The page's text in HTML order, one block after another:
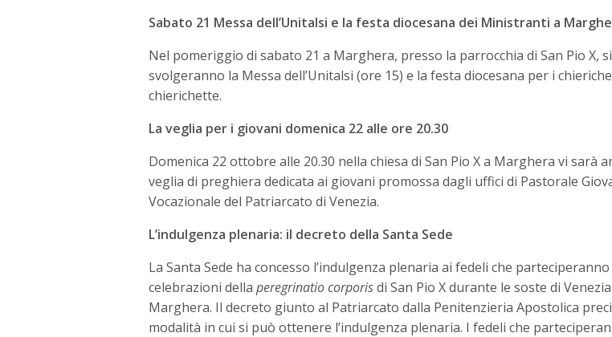
Sabato 21 Messa dell’Unitalsi e la festa diocesana dei Ministranti a
Nel pomeriggio di sabato 21 a Marghera, presso la parrocchia di San Pio X, si
svolgeranno la Messa dell’Unitalsi (ore 15) e la festa diocesana per i
chierichette.
La veglia per i giovani domenica 22 alle ore 20.30
Domenica 22 ottobre alle 20.30 nella chiesa di San Pio X a Marghera vi sarà
veglia di preghiera dedicata ai giovani promossa dagli uffici di Pastorale
Vocazionale del Patriarcato di Venezia.
L’indulgenza plenaria: il decreto della Santa Sede
La Santa Sede ha concesso l’indulgenza plenaria ai fedeli che
celebrazioni dellaperegrinatio corporisdi San Pio X durante le soste di
Marghera. Il decreto giunto al Patriarcato dalla Penitenzieria Apostolica
modalità in cui si può ottenere l’indulgenza plenaria. I fedeli che